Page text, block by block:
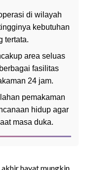
di wilayah
kebutuhan
tertata.
area seluas
fasilitas
24 jam.
pemakaman
hidup agar
masa duka.
hayat mungkin